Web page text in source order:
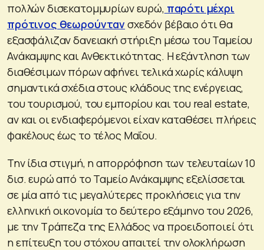
πολλών δισεκατομμυρίων ευρώ, παρότι μέχρι
πρότινος θεωρούντανσχεδόν βέβαιο ότι θα
εξασφάλιζαν δανειακή στήριξη μέσω του Ταμείου
Ανάκαμψης και Ανθεκτικότητας. Η εξάντληση των
διαθέσιμων πόρων αφήνει τελικά χωρίς κάλυψη
σημαντικά σχέδια στους κλάδους της ενέργειας,
του τουρισμού, του εμπορίου και του real estate,
αν και οι ενδιαφερόμενοι είχαν καταθέσει πλήρεις
φακέλους έως το τέλος Μαΐου.
Την ίδια στιγμή, η απορρόφηση των τελευταίων 10
δισ. ευρώ από το Ταμείο Ανάκαμψης εξελίσσεται
σε μία από τις μεγαλύτερες προκλήσεις για την
ελληνική οικονομία το δεύτερο εξάμηνο του 2026,
με την Τράπεζα της Ελλάδος να προειδοποιεί ότι
η επίτευξη του στόχου απαιτεί την ολοκλήρωση